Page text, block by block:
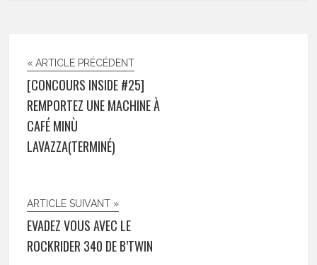
« ARTICLE PRÉCÉDENT
[CONCOURS INSIDE #25]
REMPORTEZ UNE MACHINE À
CAFÉ MINÙ
LAVAZZA(TERMINÉ)
ARTICLE SUIVANT »
EVADEZ VOUS AVEC LE
ROCKRIDER 340 DE B’TWIN